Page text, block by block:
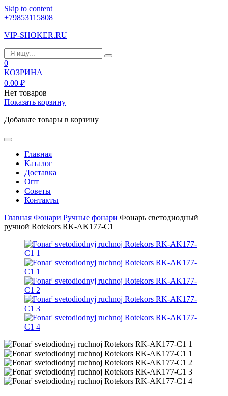
Skip to content
+79853115808
VIP-SHOKER.RU
0
КОЗРИНА
0.00 ₽
Нет товаров
Показать корзину
Добавьте товары в корзину
Главная
Каталог
Доставка
Опт
Советы
Контакты
Главная Фонари Ручные фонари Фонарь светодиодный
ручной Rotekors RK-AK177-C1